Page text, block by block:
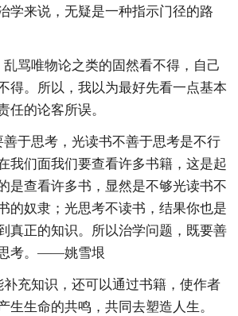
学来说，无疑是一种指示门径的路
骂唯物论之类的固然看不得，自己
得。所以，我以为最好先看一点基本
任的论客所误。
善于思考，光读书不善于思考是不行
我们面我们要查看许多书籍，这是起
是查看许多书，显然是不够光读书不
的奴隶；光思考不读书，结果你也是
真正的知识。所以治学问题，既要善
考。——姚雪垠
充知识，还可以通过书籍，使作者
生生命的共鸣，共同去塑造人生。